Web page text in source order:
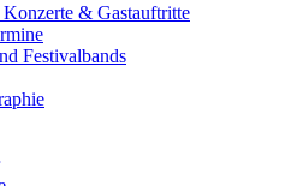
Konzerte & Gastauftritte
Festivalbands